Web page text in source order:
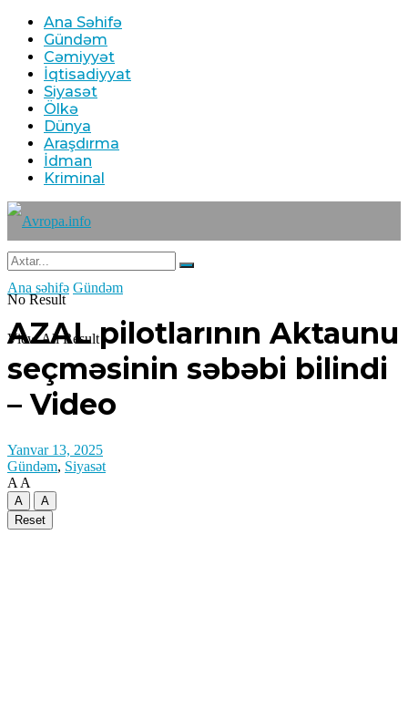
Ana Səhifə
Gündəm
Cəmiyyət
İqtisadiyyat
Siyasət
Ölkə
Dünya
Araşdırma
İdman
Kriminal
No Result
View All Result
Ana səhifə Gündəm
AZAL pilotlarının Aktaunu
seçməsinin səbəbi bilindi
– Video
Yanvar 13, 2025
Gündəm, Siyasət
A A
A
A
Reset